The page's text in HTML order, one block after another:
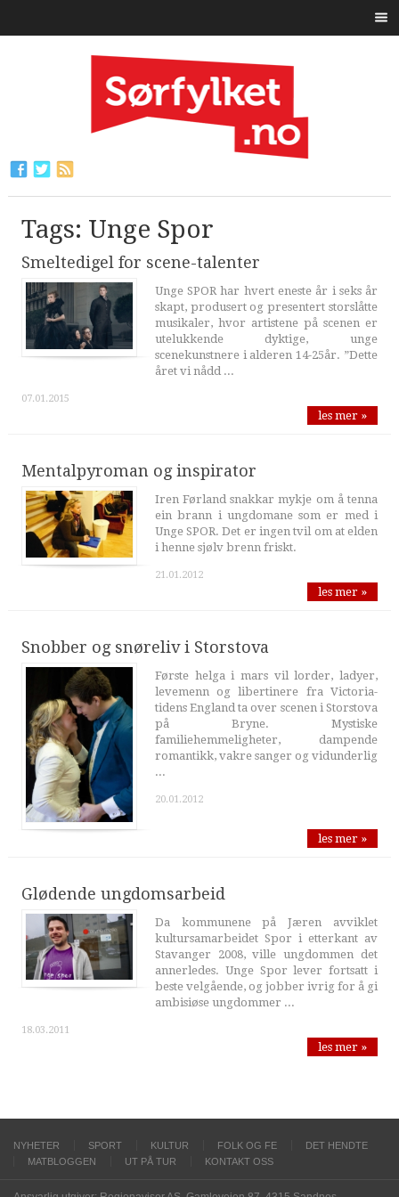
Tags: Unge Spor
Smeltedigel for scene-talenter
Unge SPOR har hvert eneste år i seks år
skapt, produsert og presentert storslåtte
musikaler, hvor artistene på scenen er
utelukkende dyktige, unge
scenekunstnere i alderen 14-25år. ”Dette
året vi nådd ...
07.01.2015
les mer »
Mentalpyroman og inspirator
Iren Førland snakkar mykje om å tenna
ein brann i ungdomane som er med i
Unge SPOR. Det er ingen tvil om at elden
i henne sjølv brenn friskt.
21.01.2012
les mer »
Snobber og snøreliv i Storstova
Første helga i mars vil lorder, ladyer,
levemenn og libertinere fra Victoria-
tidens England ta over scenen i Storstova
på Bryne. Mystiske
familiehemmeligheter, dampende
romantikk, vakre sanger og vidunderlig
...
20.01.2012
les mer »
Glødende ungdomsarbeid
Da kommunene på Jæren avviklet
kultursamarbeidet Spor i etterkant av
Stavanger 2008, ville ungdommen det
annerledes. Unge Spor lever fortsatt i
beste velgående, og jobber ivrig for å gi
ambisiøse ungdommer ...
18.03.2011
les mer »
NYHETER SPORT KULTUR FOLK OG FE
DET HENDTE
MATBLOGGEN
UT PÅ TUR KONTAKT OSS